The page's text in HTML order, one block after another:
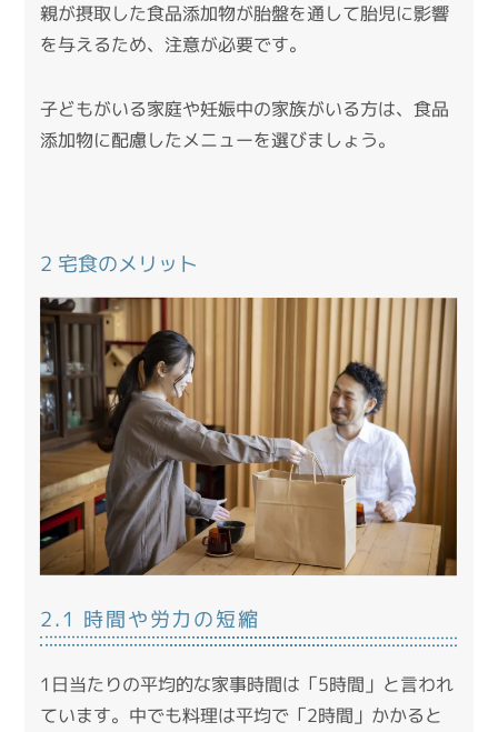
親が摂取した食品添加物が胎盤を通して胎児に影響
を与えるため、注意が必要です。
子どもがいる家庭や妊娠中の家族がいる方は、食品
添加物に配慮したメニューを選びましょう。
2 宅食のメリット
2.1 時間や労力の短縮
1日当たりの平均的な家事時間は「5時間」と言われ
ています。 中でも料理は平均で「2時間」かかると